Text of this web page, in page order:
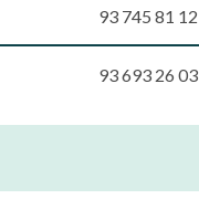
93 745 81 12
93 693 26 03